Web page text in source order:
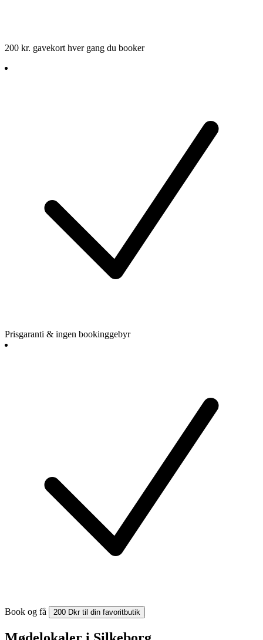
200 kr. gavekort hver gang du booker
Prisgaranti & ingen bookinggebyr
Book og få 200 Dkr til din favoritbutik